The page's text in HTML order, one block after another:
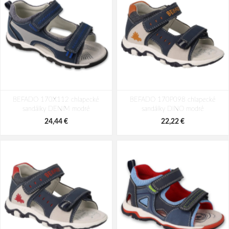
BEFADO 170X112 chlapecké
sandálky DENIM modré
24,44 €
BEFADO 170P098 chlapecké
sandálky DINO modré
22,22 €